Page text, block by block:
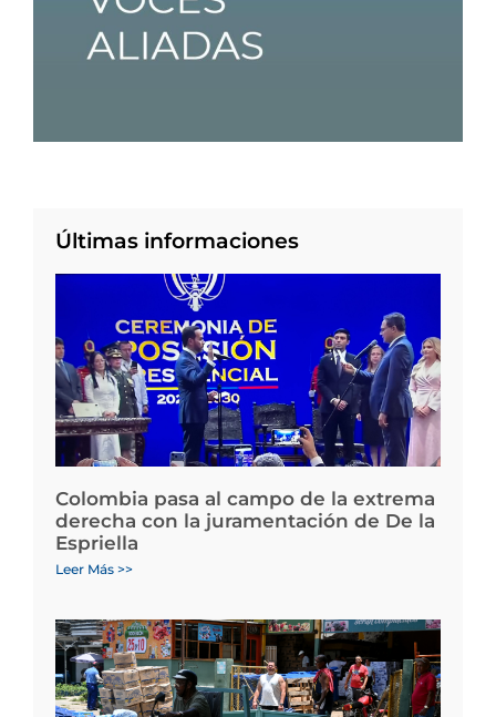
Últimas informaciones
Colombia pasa al campo de la extrema
derecha con la juramentación de De la
Espriella
Leer Más >>